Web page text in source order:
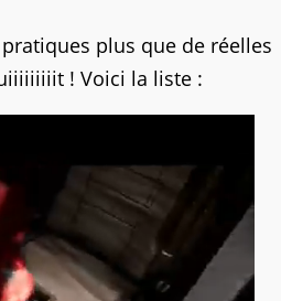
plus que de réelles
! Voici la liste :